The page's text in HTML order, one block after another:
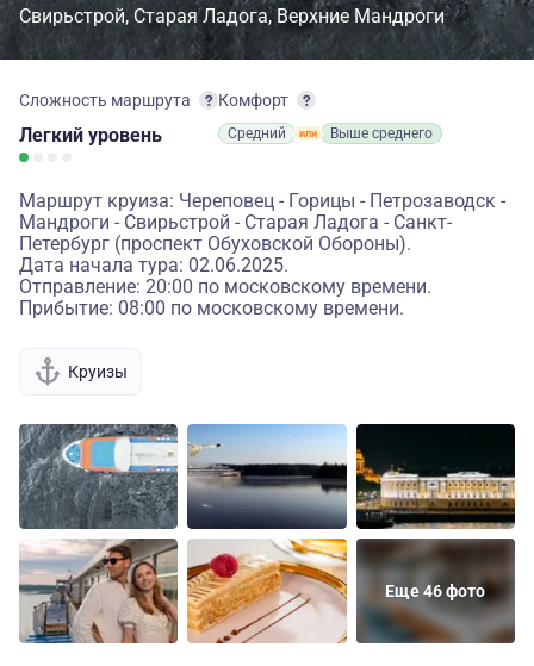
Свирьстрой Старая Ладога Верхние Мандроги
Сложность маршрута
Легкий уровень
Комфорт
Средний Выше среднего
Маршрут круиза: Череповец - Горицы - Петрозаводск -
Мандроги - Свирьстрой - Старая Ладога - Санкт-
Петербург (проспект Обуховской Обороны).
Дата начала тура: 02.06.2025.
Отправление: 20:00 по московскому времени.
Прибытие: 08:00 по московскому времени.
Круизы
Еще 46 фото